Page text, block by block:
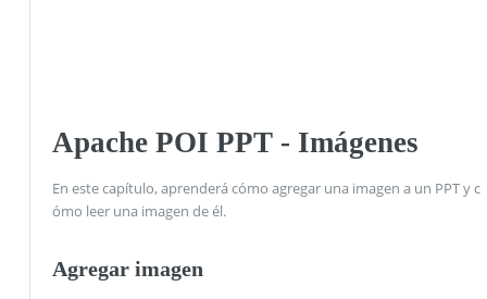
Apache POI PPT - Imágenes
En este capítulo, aprenderá cómo agregar una imagen a un PPT y c
ómo leer una imagen de él.
Agregar imagen